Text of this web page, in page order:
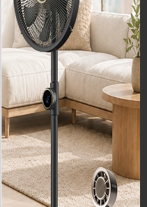
smo zatvoreni